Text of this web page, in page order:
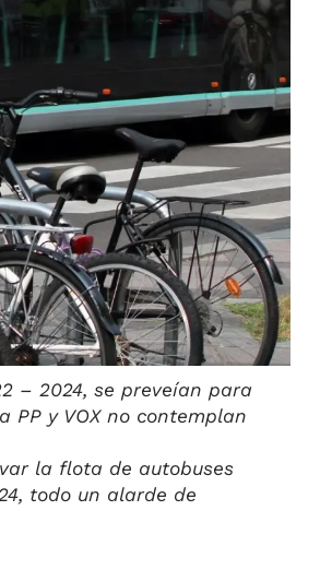
– 2024, se preveían para
PP y VOX no contemplan
la flota de autobuses
todo un alarde de